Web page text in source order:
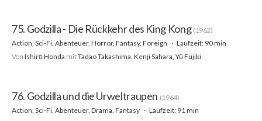
75. Godzilla - Die Rückkehr des King Kong (1962)
Action, Sci-Fi, Abenteuer, Horror, Fantasy, Foreign
Laufzeit: 90 min
Von Ishirō Honda mitTadao Takashima, Kenji Sahara, Yû Fujiki
76. Godzilla und die Urweltraupen (1964)
Action, Sci-Fi, Abenteuer, Drama, Fantasy
Laufzeit: 91 min